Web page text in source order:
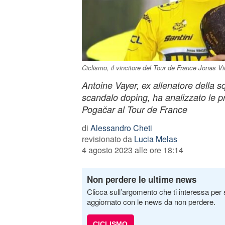
Ciclismo, il vincitore del Tour de France Jonas
Antoine Vayer, ex allenatore della
scandalo doping, ha analizzato le
Pogačar al Tour de France
di Alessandro Cheti
revisionato da Lucia Melas
4 agosto 2023 alle ore 18:14
Non perdere le ultime news
Clicca sull’argomento che ti interessa
aggiornato con le news da non perdere.